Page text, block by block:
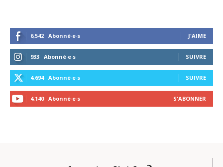
6,542 Abonné·e·s J'AIME
933 Abonné·e·s SUIVRE
4,694 Abonné·e·s SUIVRE
4,140 Abonné·e·s S'ABONNER